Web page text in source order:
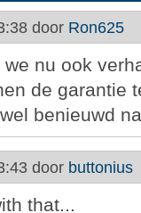
door Ron625
nu ook
de garantie
benieuwd
door buttonius
that...